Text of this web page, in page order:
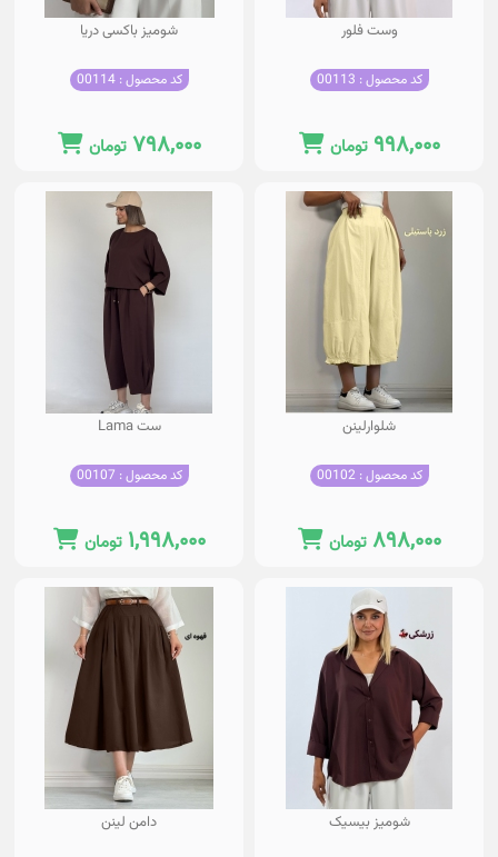
وست فلور
کد محصول : 00113
۹۹۸,۰۰۰ تومان
شومیز باکسی دریا
کد محصول : 00114
۷۹۸,۰۰۰ تومان
شلوارلینن
کد محصول : 00102
۸۹۸,۰۰۰ تومان
ست Lama
کد محصول : 00107
۱,۹۹۸,۰۰۰ تومان
شومیز بیسیک دامن لینن